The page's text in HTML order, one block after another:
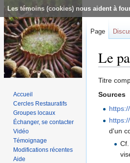
Les témoins (cookies) nous aident à
Le
Titre
Sources
d'un
Cf.
Page
Accueil
Cercles Restauratifs
Groupes locaux
Échanger, se contacter
Vidéo
Témoignage
Modifications récentes
Aide